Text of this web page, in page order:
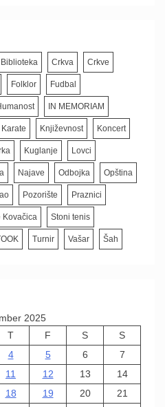
Biblioteka Crkva Crkve
Folklor Fudbal
IN MEMORIAM
Karate Književnost Koncert
Kuglanje Lovci
Najave Odbojka Opština
Pozorište Praznici
Kovačica Stoni tenis
Turnir Vašar Šah
2025
T F S
S
4 5 6
7
11 12 13
14
18 19 20
21